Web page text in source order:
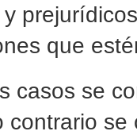
que
casos se
contrario